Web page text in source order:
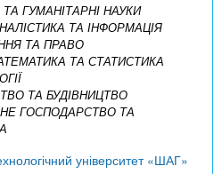
ГУМАНІТАРНІ НАУКИ
ТА ІНФОРМАЦІЯ
ТА ПРАВО
ТА СТАТИСТИКА
ТА БУДІВНИЦТВО
ГОСПОДАРСТВО ТА
університет «ШАГ»